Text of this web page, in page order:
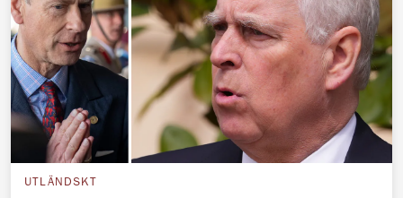
UTLÄNDSKT